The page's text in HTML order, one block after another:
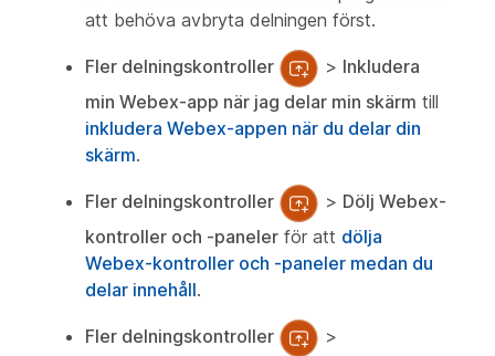
att behöva avbryta delningen först.
Fler delningskontroller > Inkludera
min Webex-app när jag delar min skärm till
inkludera Webex-appen när du delar din
skärm.
Fler delningskontroller > Dölj Webex-
kontroller och -paneler för att dölja
Webex-kontroller och -paneler medan du
delar innehåll.
Fler delningskontroller
>